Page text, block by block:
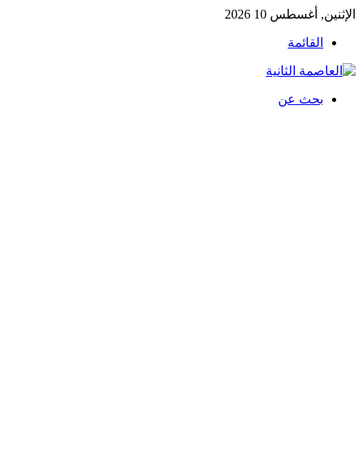
الإثنين, أغسطس 10 2026
القائمة
بحث عن